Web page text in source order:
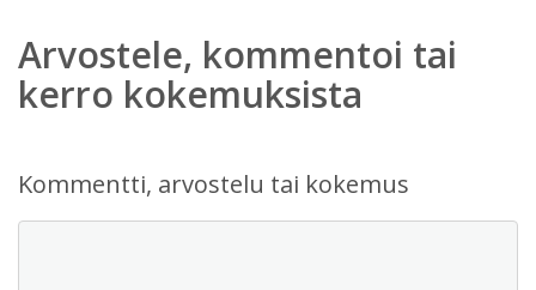
Arvostele, kommentoi tai
kerro kokemuksista
Kommentti, arvostelu tai kokemus